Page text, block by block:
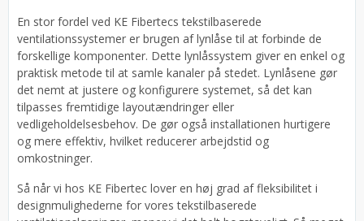
En stor fordel ved KE Fibertecs tekstilbaserede
ventilationssystemer er brugen af lynlåse til at forbinde de
forskellige komponenter. Dette lynlåssystem giver en enkel og
praktisk metode til at samle kanaler på stedet. Lynlåsene gør
det nemt at justere og konfigurere systemet, så det kan
tilpasses fremtidige layoutændringer eller
vedligeholdelsesbehov. De gør også installationen hurtigere
og mere effektiv, hvilket reducerer arbejdstid og
omkostninger.
Så når vi hos KE Fibertec lover en høj grad af fleksibilitet i
designmulighederne for vores tekstilbaserede